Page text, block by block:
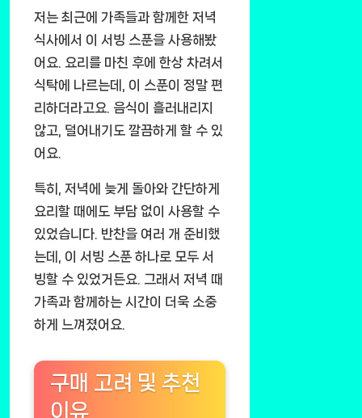
저는 최근에 가족들과 함께한 저녁
식사에서 이 서빙 스푼을 사용해봤
어요. 요리를 마친 후에 한상 차려서
식탁에 나르는데, 이 스푼이 정말 편
리하더라고요. 음식이 흘러내리지
않고, 덜어내기도 깔끔하게 할 수 있
어요.
특히, 저녁에 늦게 돌아와 간단하게
요리할 때에도 부담 없이 사용할 수
있었습니다. 반찬을 여러 개 준비했
는데, 이 서빙 스푼 하나로 모두 서
빙할 수 있었거든요. 그래서 저녁 때
가족과 함께하는 시간이 더욱 소중
하게 느껴졌어요.
구매 고려 및 추천
이유